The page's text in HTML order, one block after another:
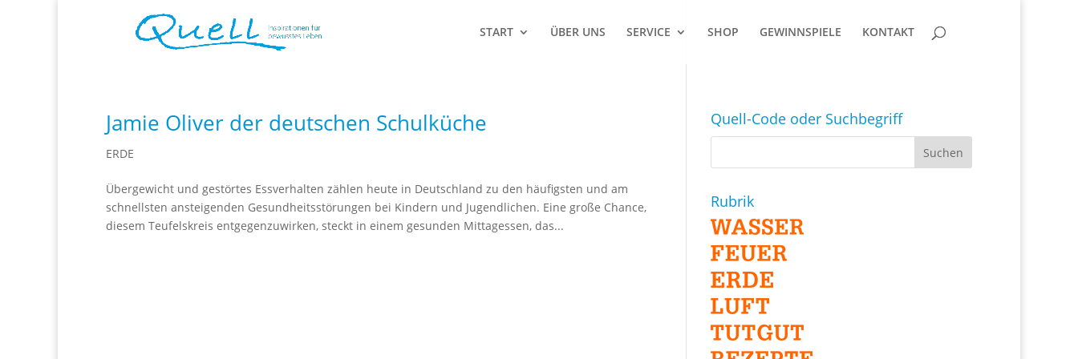
START ÜBER UNS SERVICE SHOP GEWINNSPIELE KONTAKT
Jamie Oliver der deutschen Schulküche
ERDE
Übergewicht und gestörtes Essverhalten zählen heute in Deutschland zu den häufigsten und am
schnellsten ansteigenden Gesundheitsstörungen bei Kindern und Jugendlichen. Eine große Chance,
diesem Teufelskreis entgegenzuwirken, steckt in einem gesunden Mittagessen, das...
Quell-Code oder Suchbegriff
Rubrik